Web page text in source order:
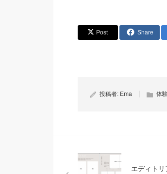
Post Share
投稿者: Ema 体
エディト